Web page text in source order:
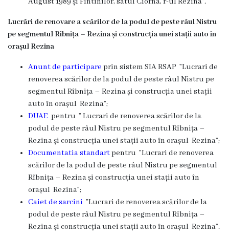
Lucrări de renovare a scărilor de la podul de peste râul Nistru
pe segmentul Rîbnița – Rezina și construcția unei stații auto în
orașul Rezina
Anunt de participare prin sistem SIA RSAP ”Lucrari de
renoverea scărilor de la podul de peste râul Nistru pe
segmentul Rîbnița – Rezina și construcția unei stații
auto în orașul Rezina”;
DUAE pentru ” Lucrari de renoverea scărilor de la
podul de peste râul Nistru pe segmentul Rîbnița –
Rezina și construcția unei stații auto în orașul Rezina”;
Documentatia standartpentru ”Lucrari de renoverea
scărilor de la podul de peste râul Nistru pe segmentul
Rîbnița – Rezina și construcția unei stații auto în
orașul Rezina”;
Caiet de sarcini ”Lucrari de renoverea scărilor de la
podul de peste râul Nistru pe segmentul Rîbnița –
Rezina și construcția unei stații auto în orașul Rezina”.